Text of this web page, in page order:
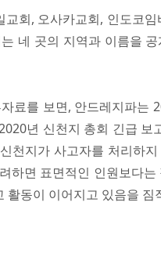
회, 오사카교회, 인도코
네 곳의 지역과 이름을
료를 보면, 안드레지파는
년 신천지 총회 긴급
천지가 사고자를 처리하
하면 표면적인 인원보다
활동이 이어지고 있음을 짐